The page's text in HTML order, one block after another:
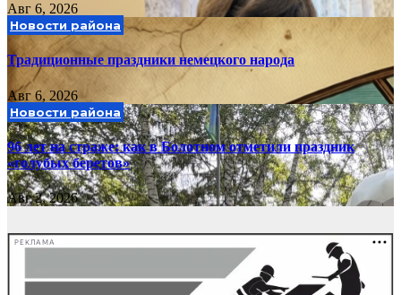
Авг 6, 2026
Новости района
Традиционные праздники немецкого народа
Авг 6, 2026
Новости района
96 лет на страже: как в Болотном отметили праздник
«голубых беретов»
Авг 2, 2026
РЕКЛАМА